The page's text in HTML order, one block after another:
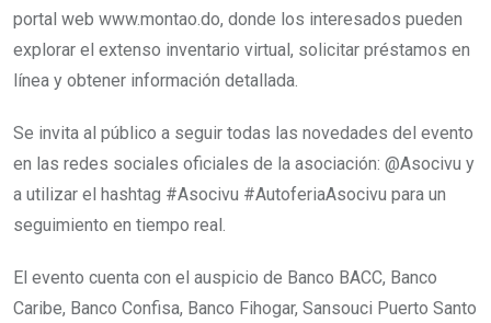
portal web www.montao.do, donde los interesados pueden
explorar el extenso inventario virtual, solicitar préstamos en
línea y obtener información detallada.
Se invita al público a seguir todas las novedades del evento
en las redes sociales oficiales de la asociación: @Asocivu y
a utilizar el hashtag #Asocivu #AutoferiaAsocivu para un
seguimiento en tiempo real.
El evento cuenta con el auspicio de Banco BACC, Banco
Caribe, Banco Confisa, Banco Fihogar, Sansouci Puerto Santo